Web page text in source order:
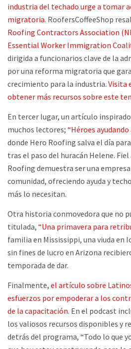
industria del techado urge a tomar
migratoria. RoofersCoffeeShop
Roofing Contractors Association
Essential Worker Immigration
dirigida a funcionarios clave de la
por una reforma migratoria que
crecimiento para la industria. Visita
obtener más recursos sobre este
En tercer lugar, un artículo
muchos lectores; “Héroes ayudando
donde Hero Roofing salva el día
tras el paso del huracán Helene.
Roofing demuestra ser una
comunidad, ofreciendo ayuda y
más lo necesitan.
Otra historia conmovedora que no
titulada, “Una primavera para
familia en Mississippi, una viuda en
sin fines de lucro en Arizona
temporada de dar.
Finalmente, el artículo sobre
esfuerzos por empoderar a los
de la capacitación. En el podcast
los valiosos recursos disponibles y
detrás del programa, “Todo lo que